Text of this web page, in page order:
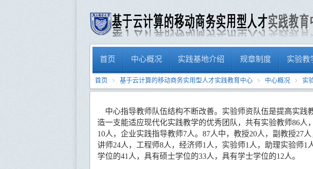
首页 中心概况 实践基地介绍 规章制度 实验教
首页 基于云计算的移动商务实用型人才实践教育中心 中心概况 实
中心指导教师队伍结构不断改善。实验师资队伍是提高实践
造一支能适应现代化实践教学的优秀团队，共有实验教师86人
10人，企业实践指导教师7人。 87人中，教授20人，副教授27
讲师24人，工程师8人，经济师1 人，实验师1 人，助理实验师1
学位的41 人，具有硕士学位的33人，具有学士学位的12人。